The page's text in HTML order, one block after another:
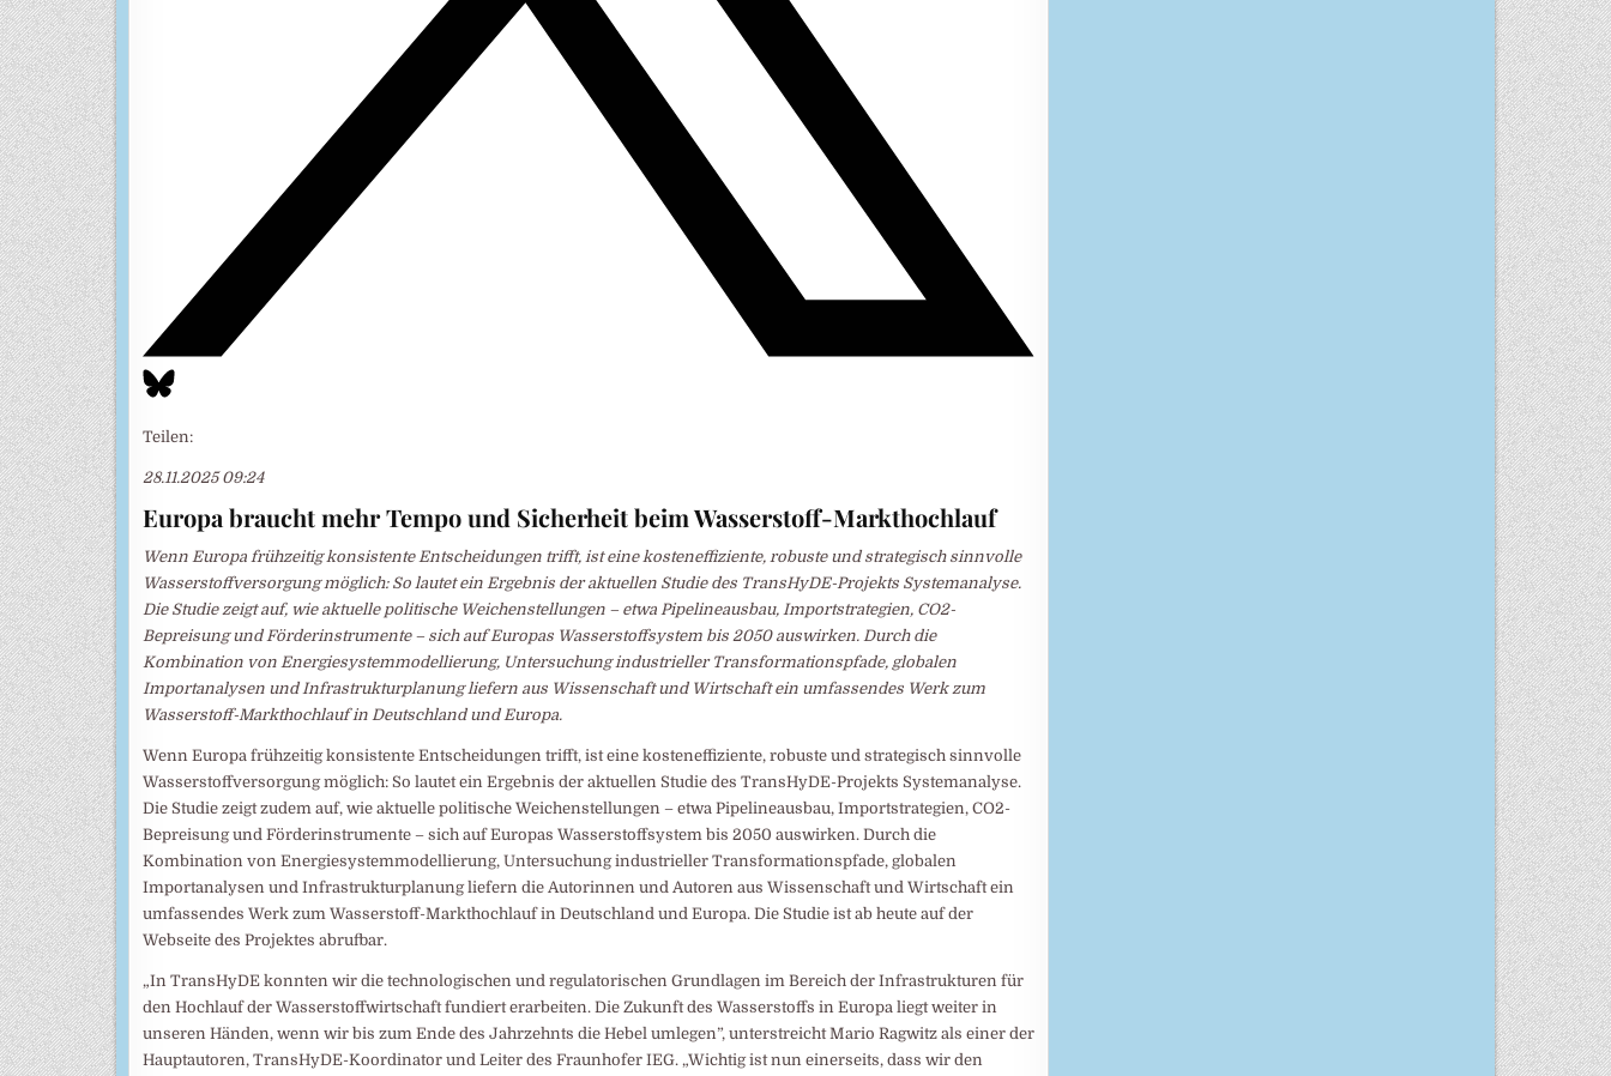
Teilen:
28.11.2025 09:24
Europa braucht mehr Tempo und Sicherheit beim Wasserstoff-Markthochlauf
Wenn Europa frühzeitig konsistente Entscheidungen trifft, ist eine kosteneffiziente, robuste und strategisch sinnvolle
Wasserstoffversorgung möglich: So lautet ein Ergebnis der aktuellen Studie des TransHyDE-Projekts Systemanalyse.
Die Studie zeigt auf, wie aktuelle politische Weichenstellungen – etwa Pipelineausbau, Importstrategien, CO2-
Bepreisung und Förderinstrumente – sich auf Europas Wasserstoffsystem bis 2050 auswirken. Durch die
Kombination von Energiesystemmodellierung, Untersuchung industrieller Transformationspfade, globalen
Importanalysen und Infrastrukturplanung liefern aus Wissenschaft und Wirtschaft ein umfassendes Werk zum
Wasserstoff-Markthochlauf in Deutschland und Europa.
Wenn Europa frühzeitig konsistente Entscheidungen trifft, ist eine kosteneffiziente, robuste und strategisch sinnvolle
Wasserstoffversorgung möglich: So lautet ein Ergebnis der aktuellen Studie des TransHyDE-Projekts Systemanalyse.
Die Studie zeigt zudem auf, wie aktuelle politische Weichenstellungen – etwa Pipelineausbau, Importstrategien, CO2-
Bepreisung und Förderinstrumente – sich auf Europas Wasserstoffsystem bis 2050 auswirken. Durch die
Kombination von Energiesystemmodellierung, Untersuchung industrieller Transformationspfade, globalen
Importanalysen und Infrastrukturplanung liefern die Autorinnen und Autoren aus Wissenschaft und Wirtschaft ein
umfassendes Werk zum Wasserstoff-Markthochlauf in Deutschland und Europa. Die Studie ist ab heute auf der
Webseite des Projektes abrufbar.
„In TransHyDE konnten wir die technologischen und regulatorischen Grundlagen im Bereich der Infrastrukturen für
den Hochlauf der Wasserstoffwirtschaft fundiert erarbeiten. Die Zukunft des Wasserstoffs in Europa liegt weiter in
unseren Händen, wenn wir bis zum Ende des Jahrzehnts die Hebel umlegen”, unterstreicht Mario Ragwitz als einer der
Hauptautoren, TransHyDE-Koordinator und Leiter des Fraunhofer IEG. „Wichtig ist nun einerseits, dass wir den